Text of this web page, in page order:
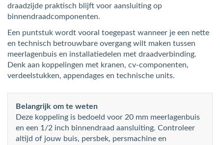
draadzijde praktisch blijft voor aansluiting op
binnendraadcomponenten.
Een puntstuk wordt vooral toegepast wanneer je een nette
en technisch betrouwbare overgang wilt maken tussen
meerlagenbuis en installatiedelen met draadverbinding.
Denk aan koppelingen met kranen, cv-componenten,
verdeelstukken, appendages en technische units.
Belangrijk om te weten
Deze koppeling is bedoeld voor 20 mm meerlagenbuis
en een 1/2 inch binnendraad aansluiting. Controleer
altijd of jouw buis, persbek, persmachine en